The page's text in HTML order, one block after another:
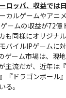
ロッパ、収益では
カルゲームやアニ
ームの収益が72億
も同様にオリジナ
バイルIPゲームに
ゲーム市場は、現
主流だが、近年は
『ドラゴンボール
る。